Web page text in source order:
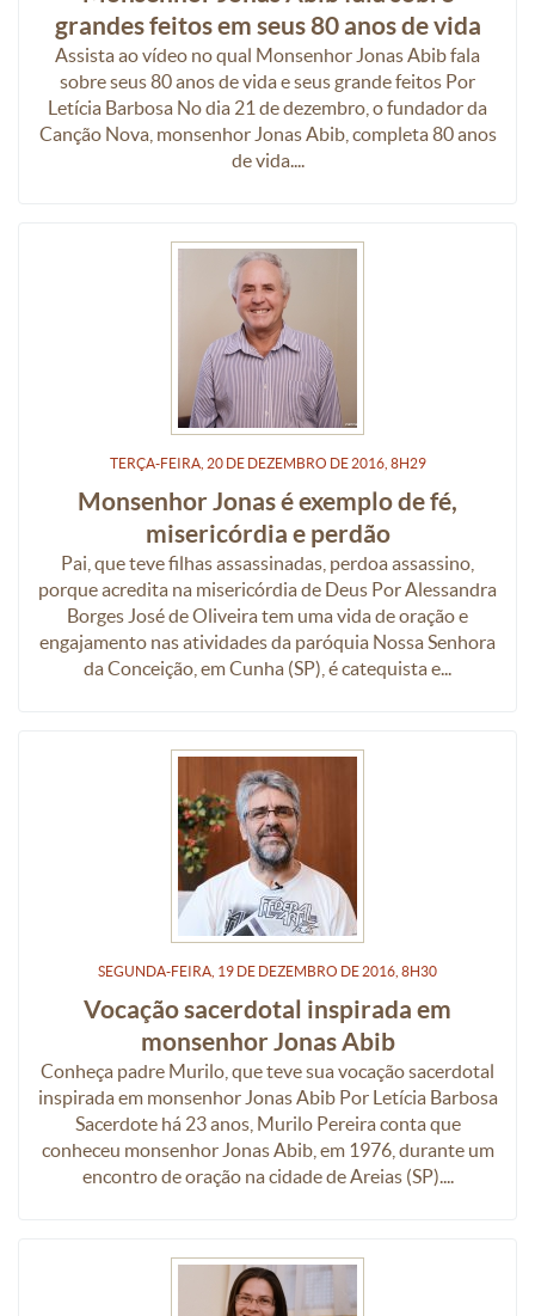
grandes feitos em seus 80 anos de vida
Assista ao vídeo no qual Monsenhor Jonas Abib fala
sobre seus 80 anos de vida e seus grande feitos Por
Letícia Barbosa No dia 21 de dezembro, o fundador da
Canção Nova, monsenhor Jonas Abib, completa 80 anos
de vida....
TERÇA-FEIRA, 20DEDEZEMBRO DE2016, 8H29
Monsenhor Jonas é exemplo de fé,
misericórdia e perdão
Pai, que teve filhas assassinadas, perdoa assassino,
porque acredita na misericórdia de Deus Por Alessandra
Borges José de Oliveira tem uma vida de oração e
engajamento nas atividades da paróquia Nossa Senhora
da Conceição, em Cunha (SP), é catequista e...
SEGUNDA-FEIRA, 19 DE DEZEMBRO DE 2016, 8H30
Vocação sacerdotal inspirada em
monsenhor Jonas Abib
Conheça padre Murilo, que teve sua vocação sacerdotal
inspirada em monsenhor Jonas Abib Por Letícia Barbosa
Sacerdote há 23 anos, Murilo Pereira conta que
conheceu monsenhor Jonas Abib, em 1976, durante um
encontro de oração na cidade de Areias (SP)....